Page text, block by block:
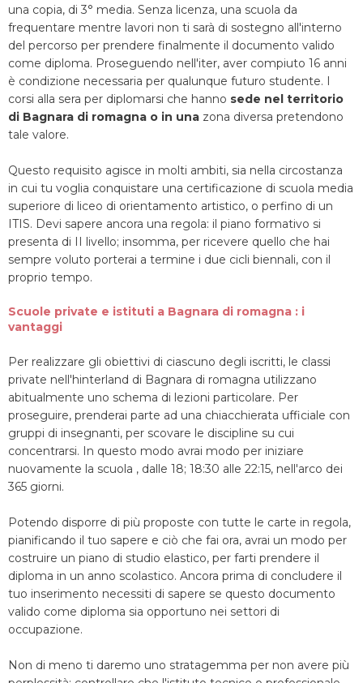
una copia, di 3° media. Senza licenza, una scuola da
frequentare mentre lavori non ti sarà di sostegno all'interno
del percorso per prendere finalmente il documento valido
come diploma. Proseguendo nell'iter, aver compiuto 16 anni
è condizione necessaria per qualunque futuro studente. I
corsi alla sera per diplomarsi che hanno sede nel territorio
di Bagnara di romagna o in una zona diversa pretendono
tale valore.
Questo requisito agisce in molti ambiti, sia nella circostanza
in cui tu voglia conquistare una certificazione di scuola media
superiore di liceo di orientamento artistico, o perfino di un
ITIS. Devi sapere ancora una regola: il piano formativo si
presenta di II livello; insomma, per ricevere quello che hai
sempre voluto porterai a termine i due cicli biennali, con il
proprio tempo.
Scuole private e istituti a Bagnara di romagna : i
vantaggi
Per realizzare gli obiettivi di ciascuno degli iscritti, le classi
private nell'hinterland di Bagnara di romagna utilizzano
abitualmente uno schema di lezioni particolare. Per
proseguire, prenderai parte ad una chiacchierata ufficiale con
gruppi di insegnanti, per scovare le discipline su cui
concentrarsi. In questo modo avrai modo per iniziare
nuovamente la scuola , dalle 18; 18:30 alle 22:15, nell'arco dei
365 giorni.
Potendo disporre di più proposte con tutte le carte in regola,
pianificando il tuo sapere e ciò che fai ora, avrai un modo per
costruire un piano di studio elastico, per farti prendere il
diploma in un anno scolastico. Ancora prima di concludere il
tuo inserimento necessiti di sapere se questo documento
valido come diploma sia opportuno nei settori di
occupazione.
Non di meno ti daremo uno stratagemma per non avere più